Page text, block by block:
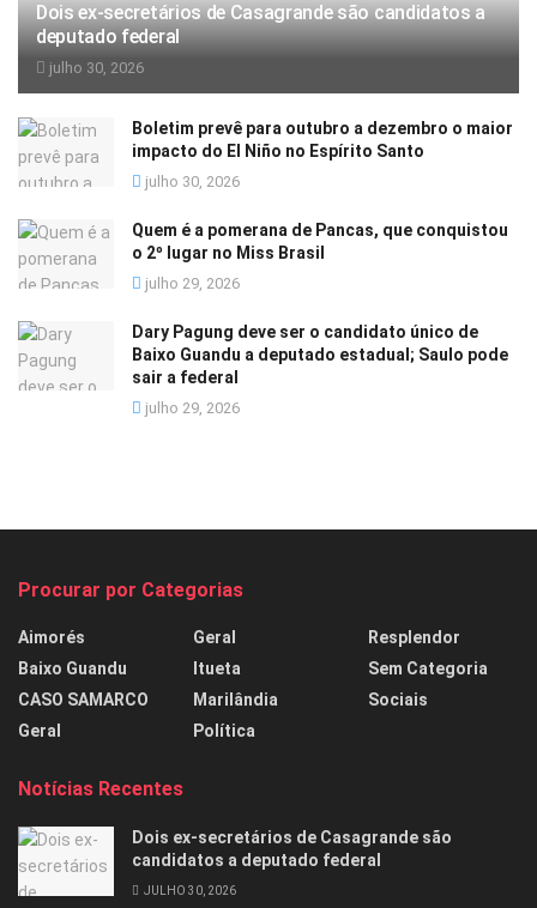
Dois ex-secretários de Casagrande são candidatos a
deputado federal
julho 30, 2026
Boletim prevê para outubro a dezembro o maior
impacto do El Niño no Espírito Santo
julho 30, 2026
Quem é a pomerana de Pancas, que conquistou
o 2º lugar no Miss Brasil
julho 29, 2026
Dary Pagung deve ser o candidato único de
Baixo Guandu a deputado estadual; Saulo pode
sair a federal
julho 29, 2026
Procurar por Categorias
Aimorés
Baixo Guandu
CASO SAMARCO
Geral
Geral
Itueta
Marilândia
Política
Resplendor
Sem Categoria
Sociais
Notícias Recentes
Dois ex-secretários de Casagrande são
candidatos a deputado federal
JULHO 30, 2026